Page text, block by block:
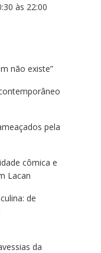
às 22:00
não existe”
pela
cômica e
Lacan
de
da